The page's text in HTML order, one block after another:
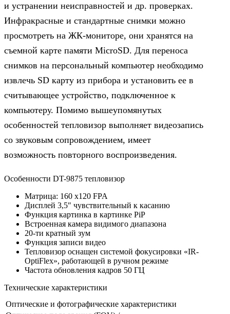
и устранении неисправностей и др. проверках.
Инфракрасные и стандартные снимки можно
просмотреть на ЖК-мониторе, они хранятся на
съемной карте памяти MicroSD. Для переноса
снимков на персональный компьютер необходимо
извлечь SD карту из прибора и установить ее в
считывающее устройство, подключенное к
компьютеру. Помимо вышеупомянутых
особенностей тепловизор выполняет видеозапись
со звуковым сопровождением, имеет
возможность повторного воспроизведения.
Особенности DT-9875 тепловизор
Матрица: 160 х120 FPA
Дисплей 3,5″ чувствительный к касанию
Функция картинка в картинке PiP
Встроенная камера видимого диапазона
20-ти кратный зум
Функция записи видео
Тепловизор оснащен системой фокусировки «IR-
OptiFlex», работающей в ручном режиме
Частота обновления кадров 50 ГЦ
Технические характеристики
Оптические и фотографические характеристики